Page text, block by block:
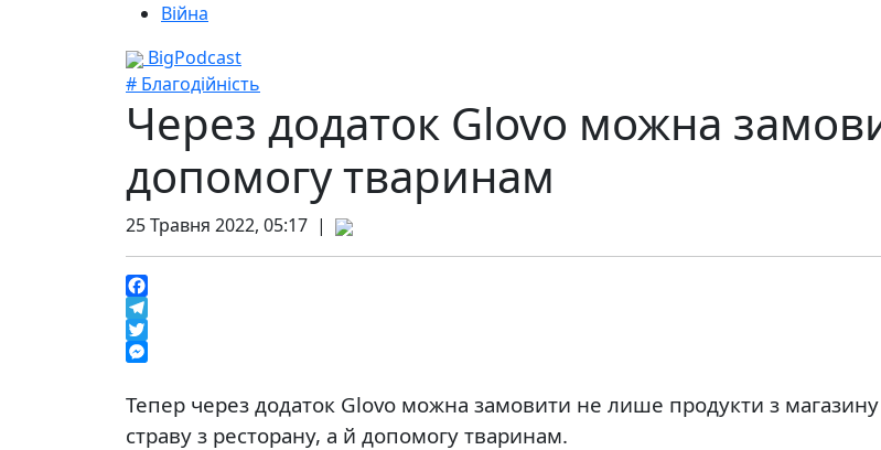
Війна
BigPodcast
# Благодійність
Через додаток Glovo можна
допомогу тваринам
25 Травня 2022, 05:17 |
Facebook
Telegram
Twitter
Тепер через додаток Glovo можна замовити не лише продукти з
страву з ресторану, а й допомогу тваринам.